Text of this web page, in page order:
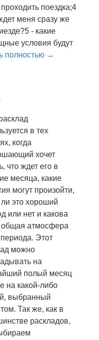
проходить поездка;4
меня сразу же
- какие
условия будут
полностью →
в тех
когда
хочет
что ждет его в
месяца, какие
могут произойти,
ли это хороший
или нет и какова
общая атмосфера
периода. Этот
можно
на
полый месяц
на какой-либо
выбранный
Так же, как в
раскладов,